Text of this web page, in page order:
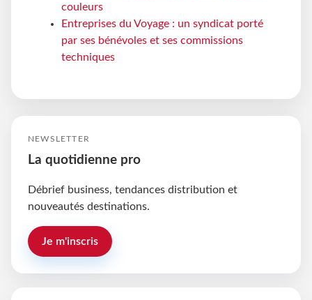
couleurs
Entreprises du Voyage : un syndicat porté
par ses bénévoles et ses commissions
techniques
NEWSLETTER
La quotidienne pro
Débrief business, tendances distribution et
nouveautés destinations.
Je m'inscris